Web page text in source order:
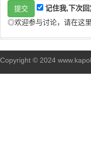
记住我,下次
◎欢迎参与讨论，请在这
Copyright © 2024